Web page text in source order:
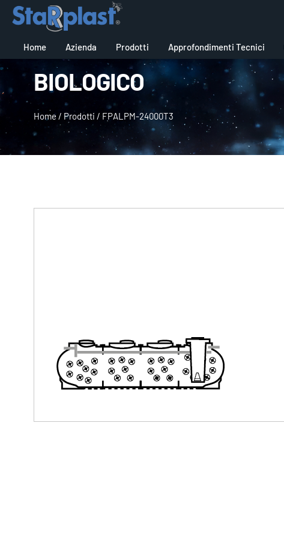
Home Azienda Prodotti Approfondimenti Tecnici
BIOLOGICO
Home / Prodotti / FPALPM-24000T3